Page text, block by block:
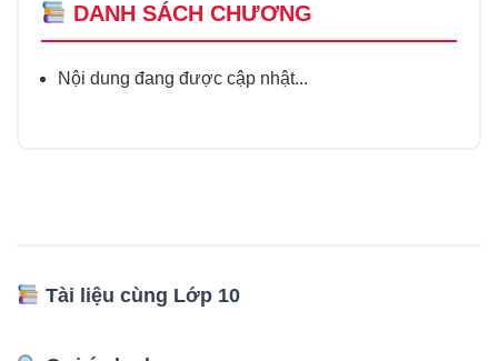
DANH SÁCH CHƯƠNG
Nội dung đang được cập nhật...
Tài liệu cùng Lớp 10